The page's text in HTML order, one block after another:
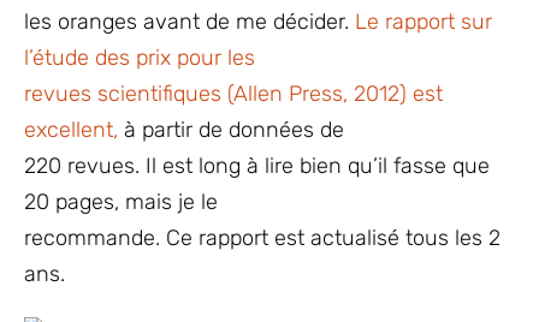
les oranges avant de me décider. Le rapport sur
l’étude des prix pour les
revues scientifiques (Allen Press, 2012) est
excellent, à partir de données de
220 revues. Il est long à lire bien qu’il fasse que
20 pages, mais je le
recommande. Ce rapport est actualisé tous les 2
ans.